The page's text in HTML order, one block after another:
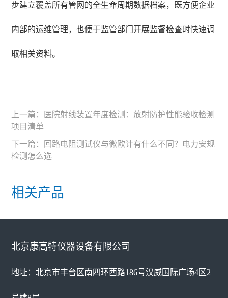
步建立覆盖所有管网的全生命周期数据档案，既方便企业
内部的运维管理，也便于监管部门开展监督检查时快速调
取相关资料。
上一篇：
医院射线装置年度检测：放射防护性能验收检测
项目清单
下一篇：
回路电阻测试仪与微欧计有什么不同？电力安规
检测怎么选
相关产品
北京康高特仪器设备有限公司
地址：北京市丰台区南四环西路186号汉威国际广场4区2